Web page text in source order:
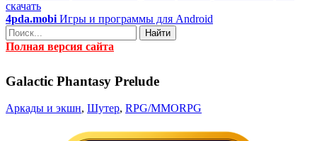
скачать
4pda.mobi Игры и программы для Android
Найти
Полная версия сайта
Galactic Phantasy Prelude
Аркады и экшн, Шутер, RPG/MMORPG